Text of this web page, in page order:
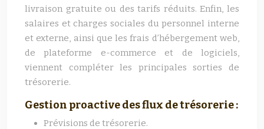
livraison gratuite ou des tarifs réduits. Enfin, les
salaires et charges sociales du personnel interne
et externe, ainsi que les frais d’hébergement web,
de plateforme e-commerce et de logiciels,
viennent compléter les principales sorties de
trésorerie.
Gestion proactive des flux de trésorerie :
Prévisions de trésorerie.